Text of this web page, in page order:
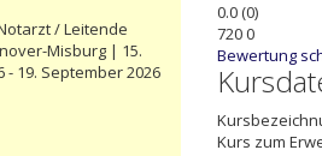
0.0(0)
7200
Bewertung
Kurs zum
/ Leitende
Misburg | 15.
- 19. September 2026